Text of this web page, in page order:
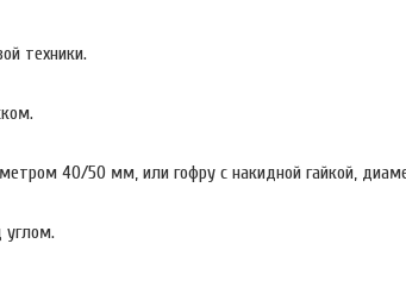
техники.
40/50 мм, или гофру с накидной гайкой,
углом.